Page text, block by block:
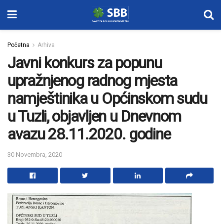
Početna Arhiva
Javni konkurs za popunu
upražnjenog radnog mjesta
namještinika u Općinskom sudu
u Tuzli, objavljen u Dnevnom
avazu 28.11.2020. godine
30 Novembra, 2020